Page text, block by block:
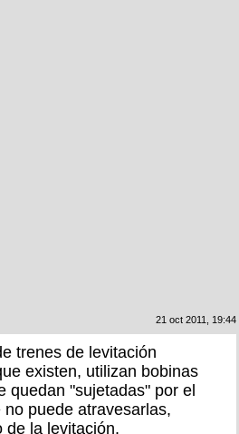
21 oct 2011, 19:44
trenes de levitación
existen, utilizan bobinas
quedan "sujetadas" por el
puede atravesarlas,
de la levitación.